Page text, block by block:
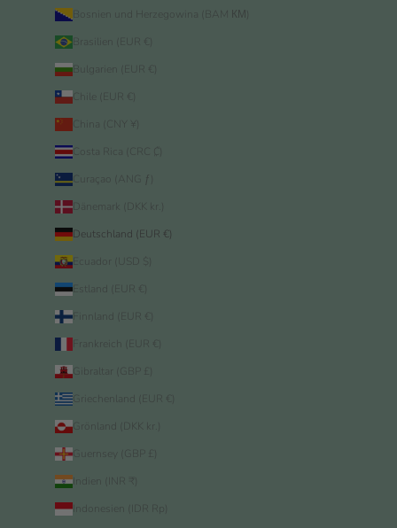
Bosnien und Herzegowina (BAM КМ)
Brasilien (EUR €)
Bulgarien (EUR €)
Chile (EUR €)
China (CNY ¥)
Costa Rica (CRC ₡)
Curaçao (ANG ƒ)
Dänemark (DKK kr.)
Deutschland (EUR €)
Ecuador (USD $)
Estland (EUR €)
Finnland (EUR €)
Frankreich (EUR €)
Gibraltar (GBP £)
Griechenland (EUR €)
Grönland (DKK kr.)
Guernsey (GBP £)
Indien (INR ₹)
Indonesien (IDR Rp)